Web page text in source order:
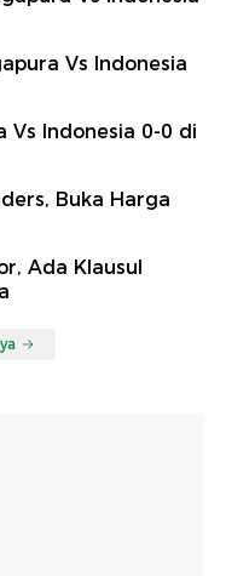
Vs Indonesia
Vs Indonesia 0-0 di
Buka Harga
Ada Klausul